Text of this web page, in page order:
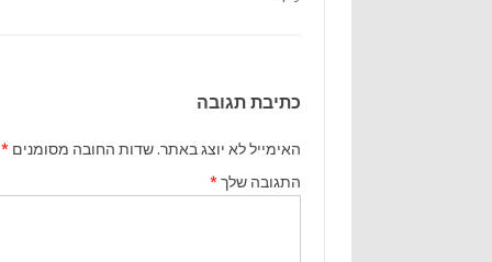
כתיבת תגובה
האימייל לא יוצג באתר. שדות החובה מסומנים *
התגובה שלך *